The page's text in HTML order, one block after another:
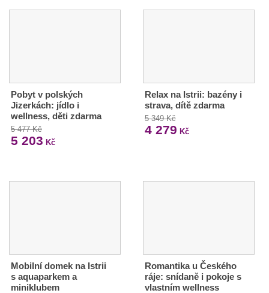
Pobyt v polských
Jizerkách: jídlo i
wellness, děti zdarma
5 477 Kč
5 203 Kč
Relax na Istrii: bazény i
strava, dítě zdarma
5 349 Kč
4 279 Kč
Mobilní domek na Istrii
s aquaparkem a
miniklubem
Romantika u Českého
ráje: snídaně i pokoje s
vlastním wellness